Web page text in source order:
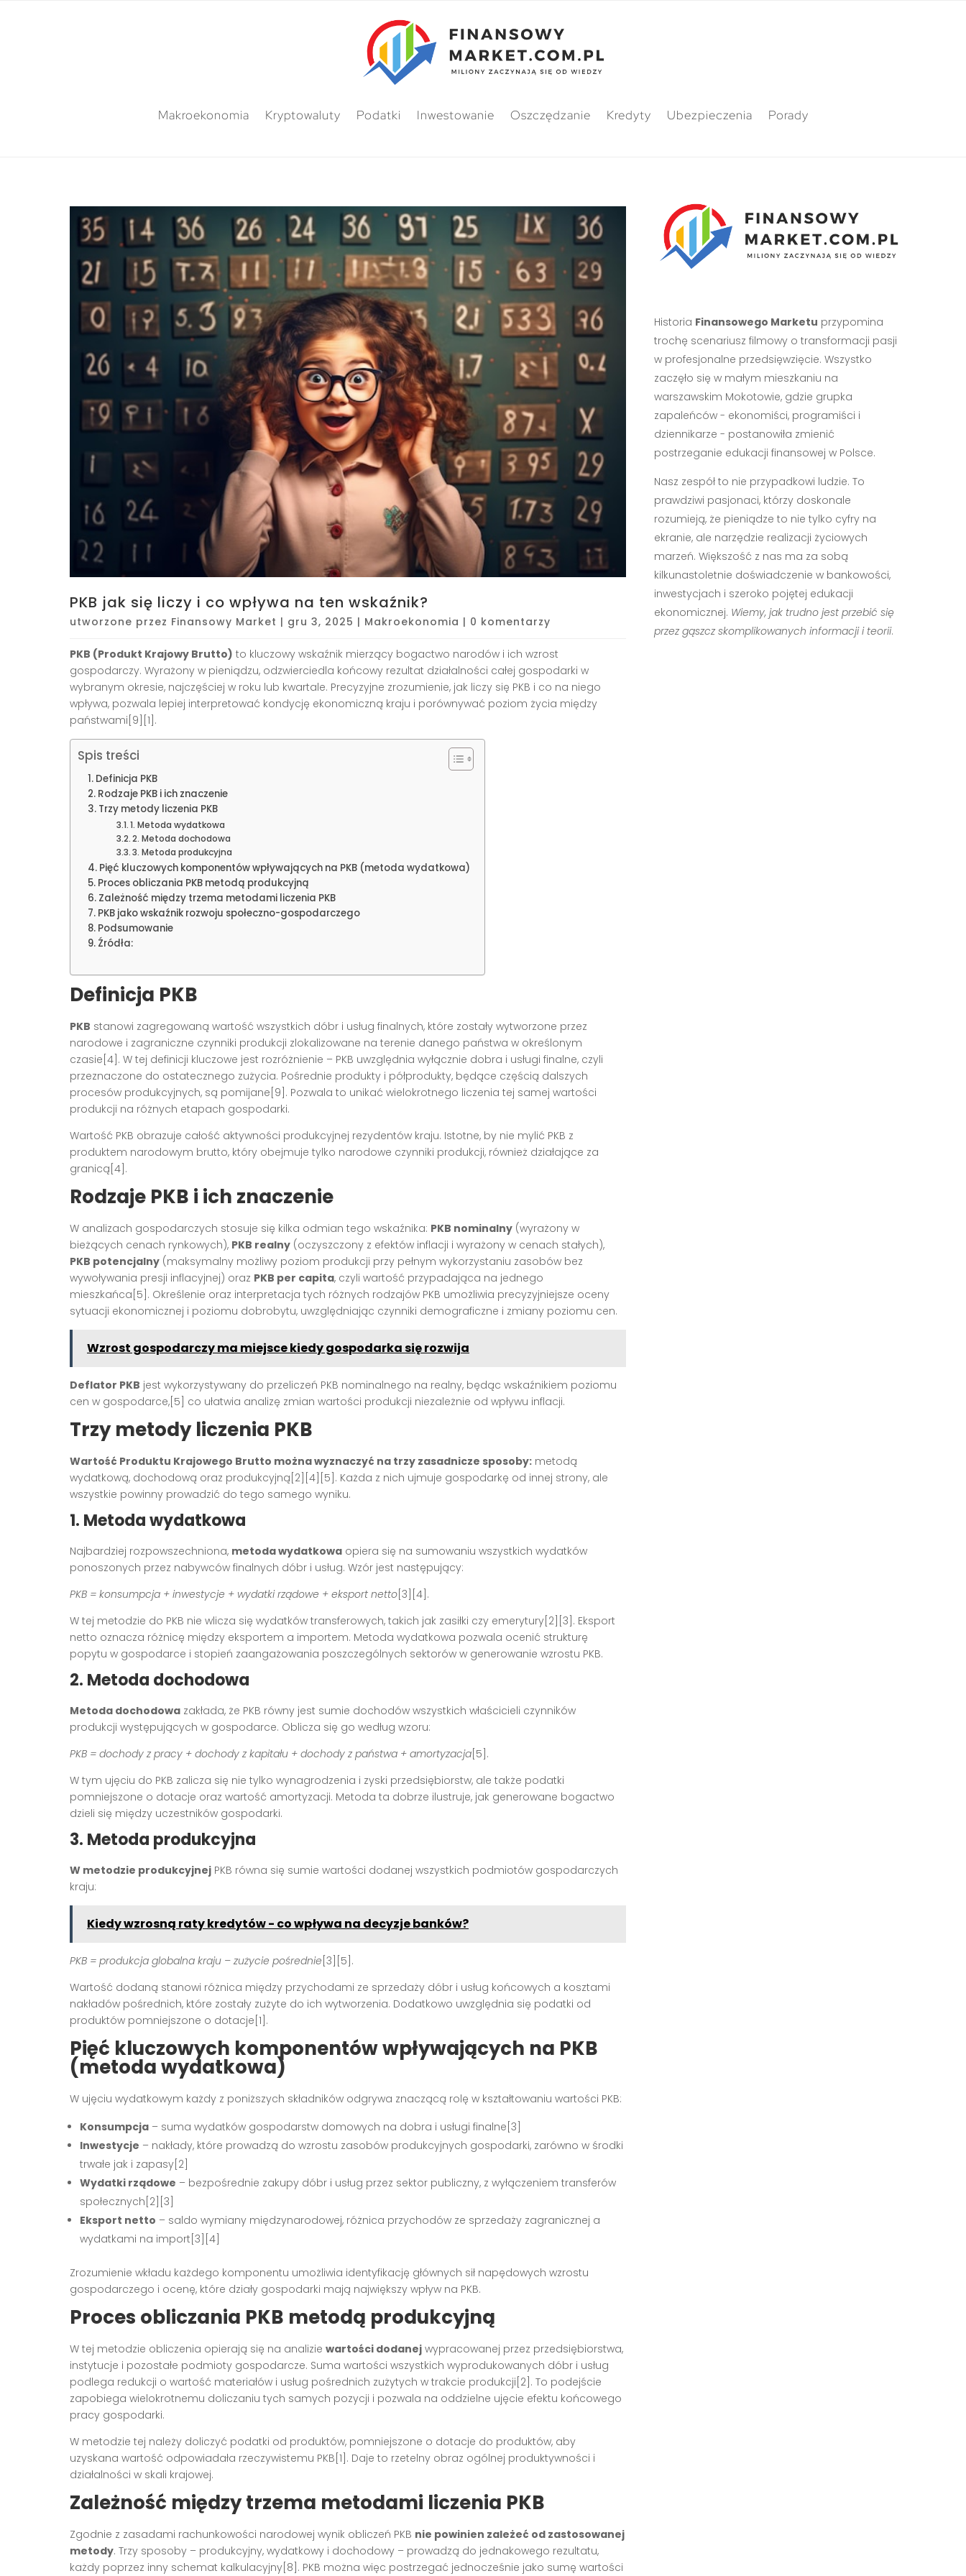
Makroekonomia Kryptowaluty Podatki Inwestowanie Oszczędzanie Kredyty Ubezpieczenia Porady
PKB jak się liczy i co wpływa na ten wskaźnik?
utworzone przez Finansowy Market | gru 3, 2025 | Makroekonomia | 0 komentarzy
PKB (Produkt Krajowy Brutto) to kluczowy wskaźnik mierzący bogactwo narodów i ich wzrost
gospodarczy. Wyrażony w pieniądzu, odzwierciedla końcowy rezultat działalności całej gospodarki w
wybranym okresie, najczęściej w roku lub kwartale. Precyzyjne zrozumienie, jak liczy się PKB i co na niego
wpływa, pozwala lepiej interpretować kondycję ekonomiczną kraju i porównywać poziom życia między
państwami [9][1] .
Spis treści
Definicja PKB
Rodzaje PKB i ich znaczenie
Trzy metody liczenia PKB
1. Metoda wydatkowa
2. Metoda dochodowa
3. Metoda produkcyjna
Pięć kluczowych komponentów wpływających na PKB (metoda wydatkowa)
Proces obliczania PKB metodą produkcyjną
Zależność między trzema metodami liczenia PKB
PKB jako wskaźnik rozwoju społeczno-gospodarczego
Podsumowanie
Źródła:
Definicja PKB
PKB stanowi zagregowaną wartość wszystkich dóbr i usług finalnych, które zostały wytworzone przez
narodowe i zagraniczne czynniki produkcji zlokalizowane na terenie danego państwa w określonym
czasie [4] . W tej definicji kluczowe jest rozróżnienie – PKB uwzględnia wyłącznie dobra i usługi finalne, czyli
przeznaczone do ostatecznego zużycia. Pośrednie produkty i półprodukty, będące częścią dalszych
procesów produkcyjnych, są pomijane [9] . Pozwala to unikać wielokrotnego liczenia tej samej wartości
produkcji na różnych etapach gospodarki.
Wartość PKB obrazuje całość aktywności produkcyjnej rezydentów kraju. Istotne, by nie mylić PKB z
produktem narodowym brutto, który obejmuje tylko narodowe czynniki produkcji, również działające za
granicą [4] .
Rodzaje PKB i ich znaczenie
W analizach gospodarczych stosuje się kilka odmian tego wskaźnika: PKB nominalny (wyrażony w
bieżących cenach rynkowych), PKB realny (oczyszczony z efektów inflacji i wyrażony w cenach stałych),
PKB potencjalny (maksymalny możliwy poziom produkcji przy pełnym wykorzystaniu zasobów bez
wywoływania presji inflacyjnej) oraz PKB per capita, czyli wartość przypadająca na jednego
mieszkańca [5] . Określenie oraz interpretacja tych różnych rodzajów PKB umożliwia precyzyjniejsze oceny
sytuacji ekonomicznej i poziomu dobrobytu, uwzględniając czynniki demograficzne i zmiany poziomu cen.
Wzrost gospodarczy ma miejsce kiedy gospodarka się rozwija
Deflator PKB jest wykorzystywany do przeliczeń PKB nominalnego na realny, będąc wskaźnikiem poziomu
cen w gospodarce,[5] co ułatwia analizę zmian wartości produkcji niezależnie od wpływu inflacji.
Trzy metody liczenia PKB
Wartość Produktu Krajowego Brutto można wyznaczyć na trzy zasadnicze sposoby: metodą
wydatkową, dochodową oraz produkcyjną [2][4][5] . Każda z nich ujmuje gospodarkę od innej strony, ale
wszystkie powinny prowadzić do tego samego wyniku.
1. Metoda wydatkowa
Najbardziej rozpowszechniona, metoda wydatkowa opiera się na sumowaniu wszystkich wydatków
ponoszonych przez nabywców finalnych dóbr i usług. Wzór jest następujący:
PKB = konsumpcja + inwestycje + wydatki rządowe + eksport netto[3][4] .
W tej metodzie do PKB nie wlicza się wydatków transferowych, takich jak zasiłki czy emerytury[2][3] . Eksport
netto oznacza różnicę między eksportem a importem. Metoda wydatkowa pozwala ocenić strukturę
popytu w gospodarce i stopień zaangażowania poszczególnych sektorów w generowanie wzrostu PKB.
2. Metoda dochodowa
Metoda dochodowa zakłada, że PKB równy jest sumie dochodów wszystkich właścicieli czynników
produkcji występujących w gospodarce. Oblicza się go według wzoru:
PKB = dochody z pracy + dochody z kapitału + dochody z państwa + amortyzacja[5] .
W tym ujęciu do PKB zalicza się nie tylko wynagrodzenia i zyski przedsiębiorstw, ale także podatki
pomniejszone o dotacje oraz wartość amortyzacji. Metoda ta dobrze ilustruje, jak generowane bogactwo
dzieli się między uczestników gospodarki.
3. Metoda produkcyjna
W metodzie produkcyjnej PKB równa się sumie wartości dodanej wszystkich podmiotów gospodarczych
kraju:
Kiedy wzrosną raty kredytów - co wpływa na decyzje banków?
PKB = produkcja globalna kraju – zużycie pośrednie [3][5] .
Wartość dodaną stanowi różnica między przychodami ze sprzedaży dóbr i usług końcowych a kosztami
nakładów pośrednich, które zostały zużyte do ich wytworzenia. Dodatkowo uwzględnia się podatki od
produktów pomniejszone o dotacje [1] .
Pięć kluczowych komponentów wpływających na PKB
(metoda wydatkowa)
W ujęciu wydatkowym każdy z poniższych składników odgrywa znaczącą rolę w kształtowaniu wartości PKB:
Konsumpcja – suma wydatków gospodarstw domowych na dobra i usługi finalne [3]
Inwestycje – nakłady, które prowadzą do wzrostu zasobów produkcyjnych gospodarki, zarówno w środki
trwałe jak i zapasy[2]
Wydatki rządowe – bezpośrednie zakupy dóbr i usług przez sektor publiczny, z wyłączeniem transferów
społecznych [2][3]
Eksport netto – saldo wymiany międzynarodowej, różnica przychodów ze sprzedaży zagranicznej a
wydatkami na import [3][4]
Zrozumienie wkładu każdego komponentu umożliwia identyfikację głównych sił napędowych wzrostu
gospodarczego i ocenę, które działy gospodarki mają największy wpływ na PKB.
Proces obliczania PKB metodą produkcyjną
W tej metodzie obliczenia opierają się na analizie wartości dodanej wypracowanej przez przedsiębiorstwa,
instytucje i pozostałe podmioty gospodarcze. Suma wartości wszystkich wyprodukowanych dóbr i usług
podlega redukcji o wartość materiałów i usług pośrednich zużytych w trakcie produkcji [2] . To podejście
zapobiega wielokrotnemu doliczaniu tych samych pozycji i pozwala na oddzielne ujęcie efektu końcowego
pracy gospodarki.
W metodzie tej należy doliczyć podatki od produktów, pomniejszone o dotacje do produktów, aby
uzyskana wartość odpowiadała rzeczywistemu PKB [1] . Daje to rzetelny obraz ogólnej produktywności i
działalności w skali krajowej.
Zależność między trzema metodami liczenia PKB
Zgodnie z zasadami rachunkowości narodowej wynik obliczeń PKB nie powinien zależeć od zastosowanej
metody. Trzy sposoby – produkcyjny, wydatkowy i dochodowy – prowadzą do jednakowego rezultatu,
każdy poprzez inny schemat kalkulacyjny[8] . PKB można więc postrzegać jednocześnie jako sumę wartości
Historia Finansowego Marketu przypomina
trochę scenariusz filmowy o transformacji pasji
w profesjonalne przedsięwzięcie. Wszystko
zaczęło się w małym mieszkaniu na
warszawskim Mokotowie, gdzie grupka
zapaleńców - ekonomiści, programiści i
dziennikarze - postanowiła zmienić
postrzeganie edukacji finansowej w Polsce.
Nasz zespół to nie przypadkowi ludzie. To
prawdziwi pasjonaci, którzy doskonale
rozumieją, że pieniądze to nie tylko cyfry na
ekranie, ale narzędzie realizacji życiowych
marzeń. Większość z nas ma za sobą
kilkunastoletnie doświadczenie w bankowości,
inwestycjach i szeroko pojętej edukacji
ekonomicznej. Wiemy, jak trudno jest przebić się
przez gąszcz skomplikowanych informacji i teorii.